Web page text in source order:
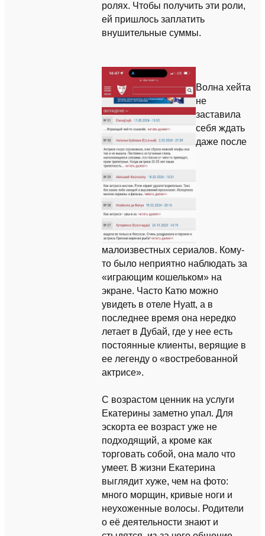
ролях. Чтобы получить эти роли,
ей пришлось заплатить
внушительные суммы.
Волна хейта
не
заставила
себя ждать
даже после
малоизвестных сериалов. Кому-
то было неприятно наблюдать за
«играющим кошельком» на
экране. Часто Катю можно
увидеть в отеле Hyatt, а в
последнее время она нередко
летает в Дубай, где у нее есть
постоянные клиенты, верящие в
ее легенду о «востребованной
актрисе».
С возрастом ценник на услуги
Екатерины заметно упал. Для
эскорта ее возраст уже не
подходящий, а кроме как
торговать собой, она мало что
умеет. В жизни Екатерина
выглядит хуже, чем на фото:
много морщин, кривые ноги и
неухоженные волосы. Родители
о её деятельности знают и